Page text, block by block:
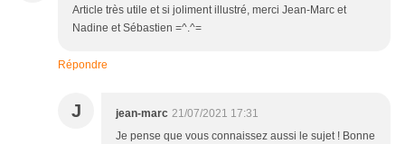
Article très utile et si joliment illustré, merci Jean-Marc et
Nadine et Sébastien =^.^=
Répondre
J jean-marc 21/07/2021 17:31
Je pense que vous connaissez aussi le sujet ! Bonne